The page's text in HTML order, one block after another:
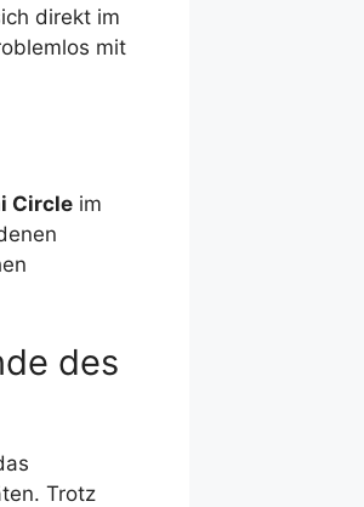
direkt im
mit
Circle im
des
Trotz